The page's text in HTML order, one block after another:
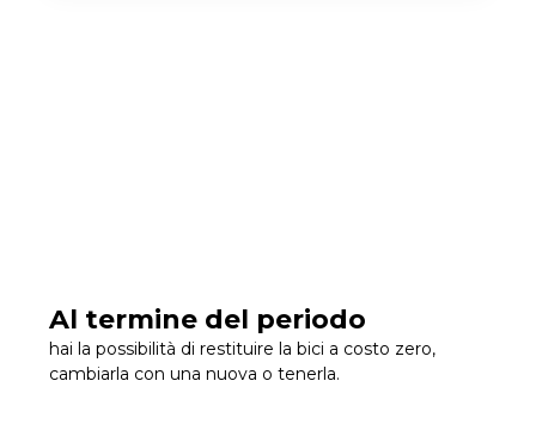
Al termine del periodo
hai la possibilità di restituire la bici a costo zero,
cambiarla con una nuova o tenerla.